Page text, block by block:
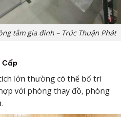
tắm gia đình – Trúc Thuận Phát
Cấp
lớn thường có thể bố trí
với phòng thay đồ, phòng